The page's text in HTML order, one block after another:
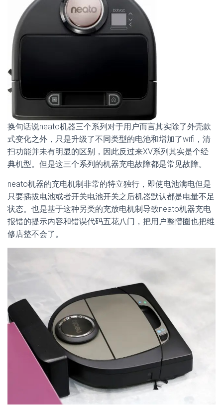
换句话说neato机器三个系列对于用户而言其实除了外壳款
式变化之外，只是升级了不同类型的电池和增加了wifi，清
扫功能并未有明显的区别，因此反过来XV系列其实是个经
典机型。但是这三个系列的机器充电故障都是常见故障。
neato机器的充电机制非常的特立独行，即使电池满电但是
只要插拔电池或者开关电池开关之后机器默认都是电量不足
状态。也是基于这种另类的充放电机制导致neato机器充电
报错的提示内容和错误代码五花八门，把用户整懵圈也把维
修店整不会了。